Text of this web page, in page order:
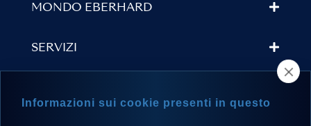
MONDO EBERHARD
SERVIZI
Informazioni sui cookie presenti in questo